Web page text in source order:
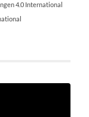
4.0 International